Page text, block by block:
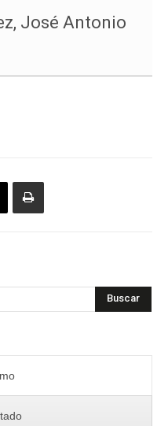
José Antonio
Buscar